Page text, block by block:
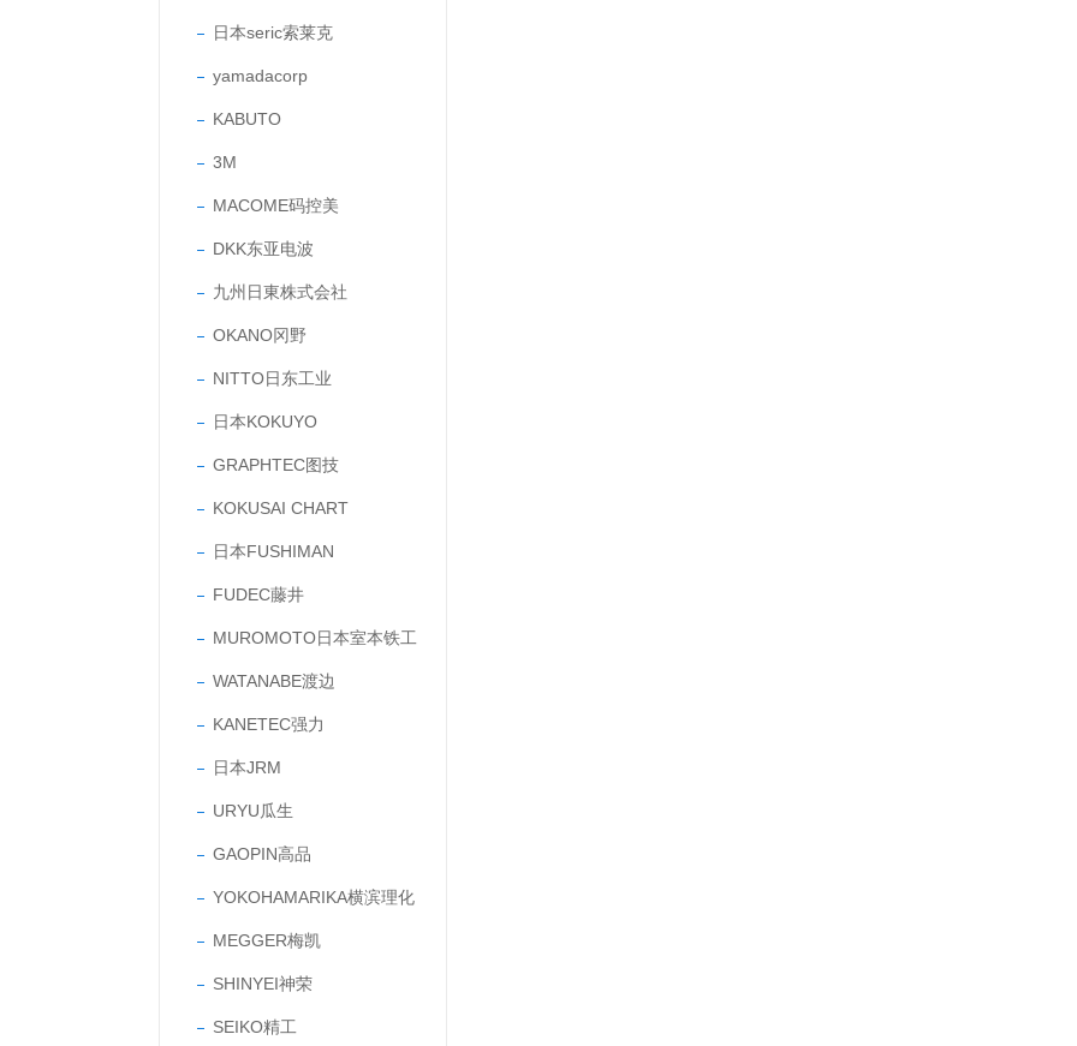
日本seric索莱克
yamadacorp
KABUTO
3M
MACOME码控美
DKK东亚电波
九州日東株式会社
OKANO冈野
NITTO日东工业
日本KOKUYO
GRAPHTEC图技
KOKUSAI CHART
日本FUSHIMAN
FUDEC藤井
MUROMOTO日本室本铁工
WATANABE渡边
KANETEC强力
日本JRM
URYU瓜生
GAOPIN高品
YOKOHAMARIKA横滨理化
MEGGER梅凯
SHINYEI神荣
SEIKO精工